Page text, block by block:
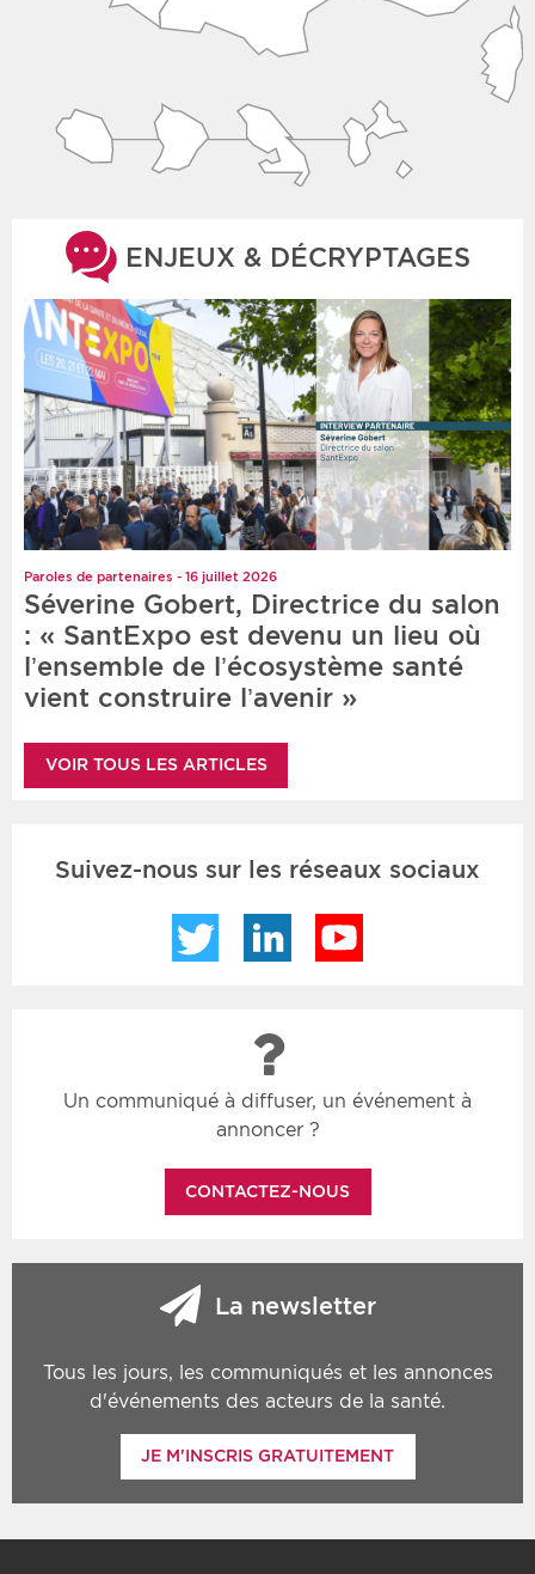
ENJEUX & DÉCRYPTAGES
Paroles de partenaires - 16 juillet 2026
Séverine Gobert, Directrice du salon
: « SantExpo est devenu un lieu où
l’ensemble de l’écosystème santé
vient construire l’avenir »
VOIR TOUS LES ARTICLES
Suivez-nous sur les réseaux sociaux
Twitter LinkedIn
Un communiqué à diffuser, un événement à
annoncer ?
CONTACTEZ-NOUS
La newsletter
Tous les jours, les communiqués et les annonces
d'événements des acteurs de la santé.
JE M'INSCRIS GRATUITEMENT